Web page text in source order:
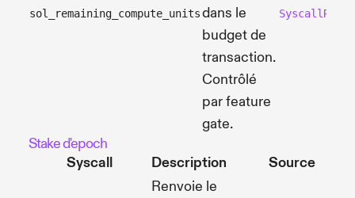
sol_remaining_compute_unitsdans le
budget de
transaction.
Contrôlé
par feature
gate.
Stake d'epoch
Syscall
Description Source
Renvoie le